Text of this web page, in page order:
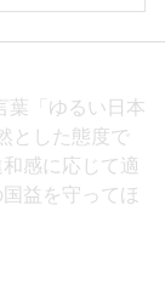
葉「ゆるい日本
とした態度で
感に応じて適
益を守ってほ